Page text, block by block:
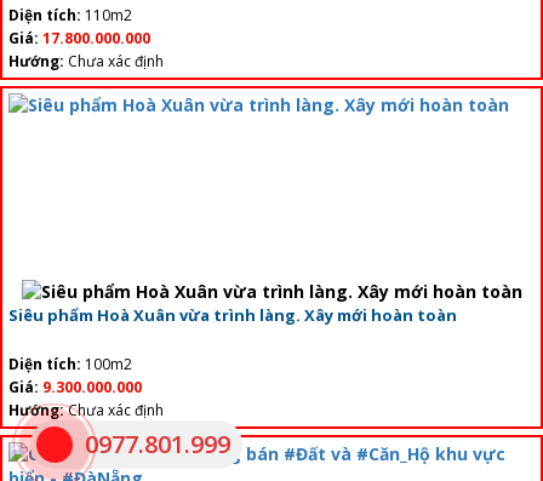
Diện tích: 110m2
Giá: 17.800.000.000
Hướng: Chưa xác định
Siêu phẩm Hoà Xuân vừa trình làng. Xây mới hoàn toàn
Diện tích: 100m2
Giá: 9.300.000.000
Hướng:Chưa xác định
0977.801.999